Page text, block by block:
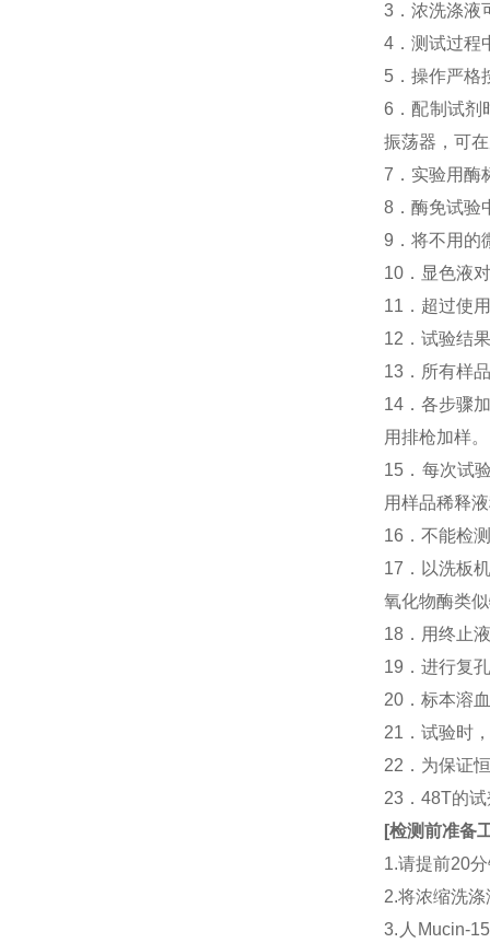
3．浓洗涤液
4．测试过程
5．操作严格
6．配制试剂
振荡器，可
7．实验用酶
8．酶免试验
9．将不用的
10．显色液
11．超过使
12．试验结
13．所有样
14．各步骤
用排枪加样。
15．每次试
用样品稀释
16．不能检
17．以洗板
氧化物酶类
18．用终止
19．进行复
20．标本溶
21．试验时
22．为保证
23．48T的
[检测前准备
1.请提前20
2.将浓缩洗
3.人Mucin-